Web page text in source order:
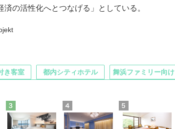
の活性化へとつなげる」としている。
き客室 都内シティホテル 舞浜ファミリー向け